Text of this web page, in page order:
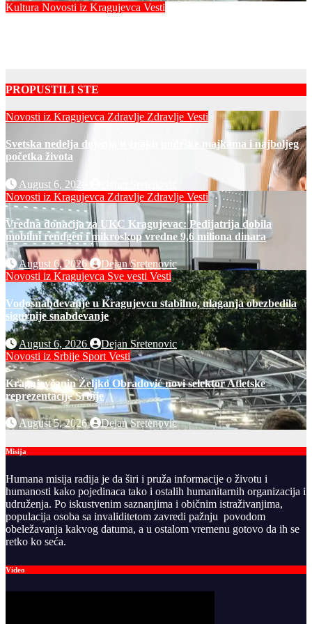
Kultura Novosti iz Kragujevca Vesti
PROPUSTILI STE
Novosti iz Kragujevca Zdravlje Zdravlje Vesti
Svetska nedelja dojenja u znaku podrške majkama i najboljeg
početka života
August 6, 2026
Novosti iz Kragujevca Zdravlje Zdravlje Vesti
Vredna donacija za UKC Kragujevac: Pedijatrija dobila
mobilni rendgen i mikroskop vredne 9,6 miliona dinara
August 6, 2026
Dejan Sretenovic
Novosti iz Kragujevca Sve vesti Vesti
Vodosnabdevanje u Kragujevcu stabilno, ulaganja obezbedila
sigurnije snabdevanje
August 6, 2026
Dejan Sretenovic
Novosti iz Srbije Sport Vesti
Kragujevčanin Željko Obradović novi selektor Atletske
reprezentacije Srbije
August 5, 2026 Dejan Sretenovic
Misija
Humana misija radija je da širi i pruža informacije o životu i
humanosti kako pojedinaca tako i ostalih humanitarnih organizacija i
udruženja. Po iskustvenim saznanjima i običnim istraživanjima,
populacija osoba sa invaliditetom zavredi pažnju povodom
obeležavanja kakvog datuma, a u ostalom vremenu gotovo da ih se
retko ko seća.
Video